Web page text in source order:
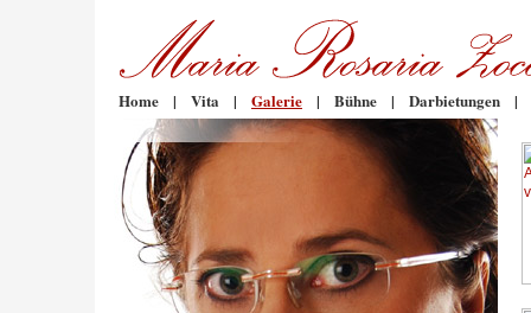
Home | Vita | Galerie | Bühne | Darbietungen |